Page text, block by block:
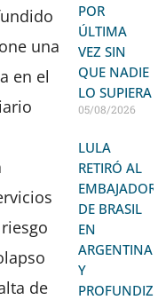
una
en el
de
POR
ÚLTIMA
VEZ SIN
QUE NADIE
LO SUPIERA
05/08/2026
LULA
RETIRÓ AL
EMBAJADOR
DE BRASIL
EN
ARGENTINA
Y
PROFUNDIZA